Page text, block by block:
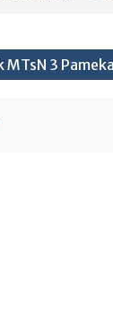
MTsN 3